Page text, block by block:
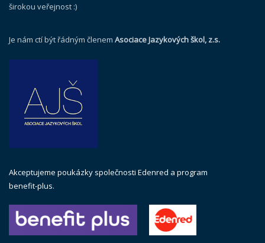
širokou veřejnost :)
Je nám ctí být řádným členem Asociace Jazykových škol, z.s.
Akceptujeme poukázky společnosti Edenred a program
benefit-plus.